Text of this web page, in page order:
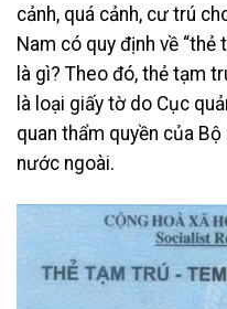
cảnh, quá cảnh, cư trú
Nam có quy định về
là gì? Theo đó, thẻ tạm
là loại giấy tờ do Cục
quan thẩm quyền của
nước ngoài.